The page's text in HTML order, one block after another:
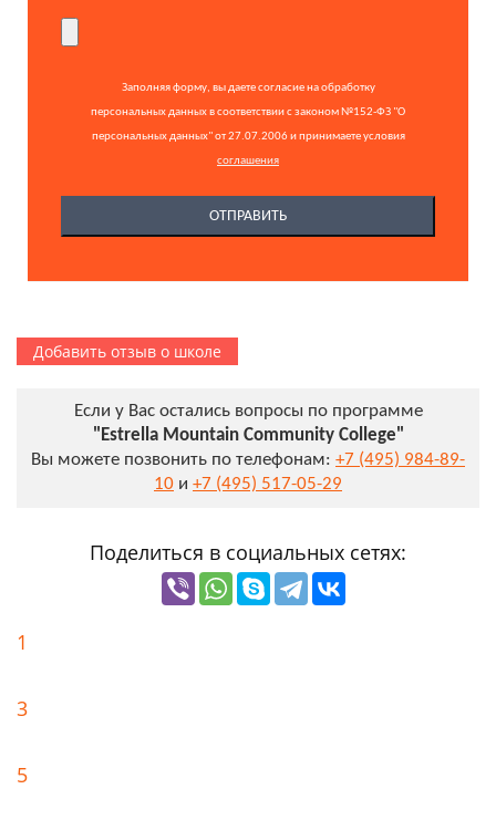
Заполняя форму, вы даете согласие на обработку
персональных данных в соответствии с законом №152-ФЗ "О
персональных данных" от 27.07.2006 и принимаете условия
соглашения
Добавить отзыв о школе
Если у Вас остались вопросы по программе
"Estrella Mountain Community College"
Вы можете позвонить по телефонам: +7 (495) 984-89-
10 и +7 (495) 517-05-29
Поделиться в социальных сетях:
1
3
5